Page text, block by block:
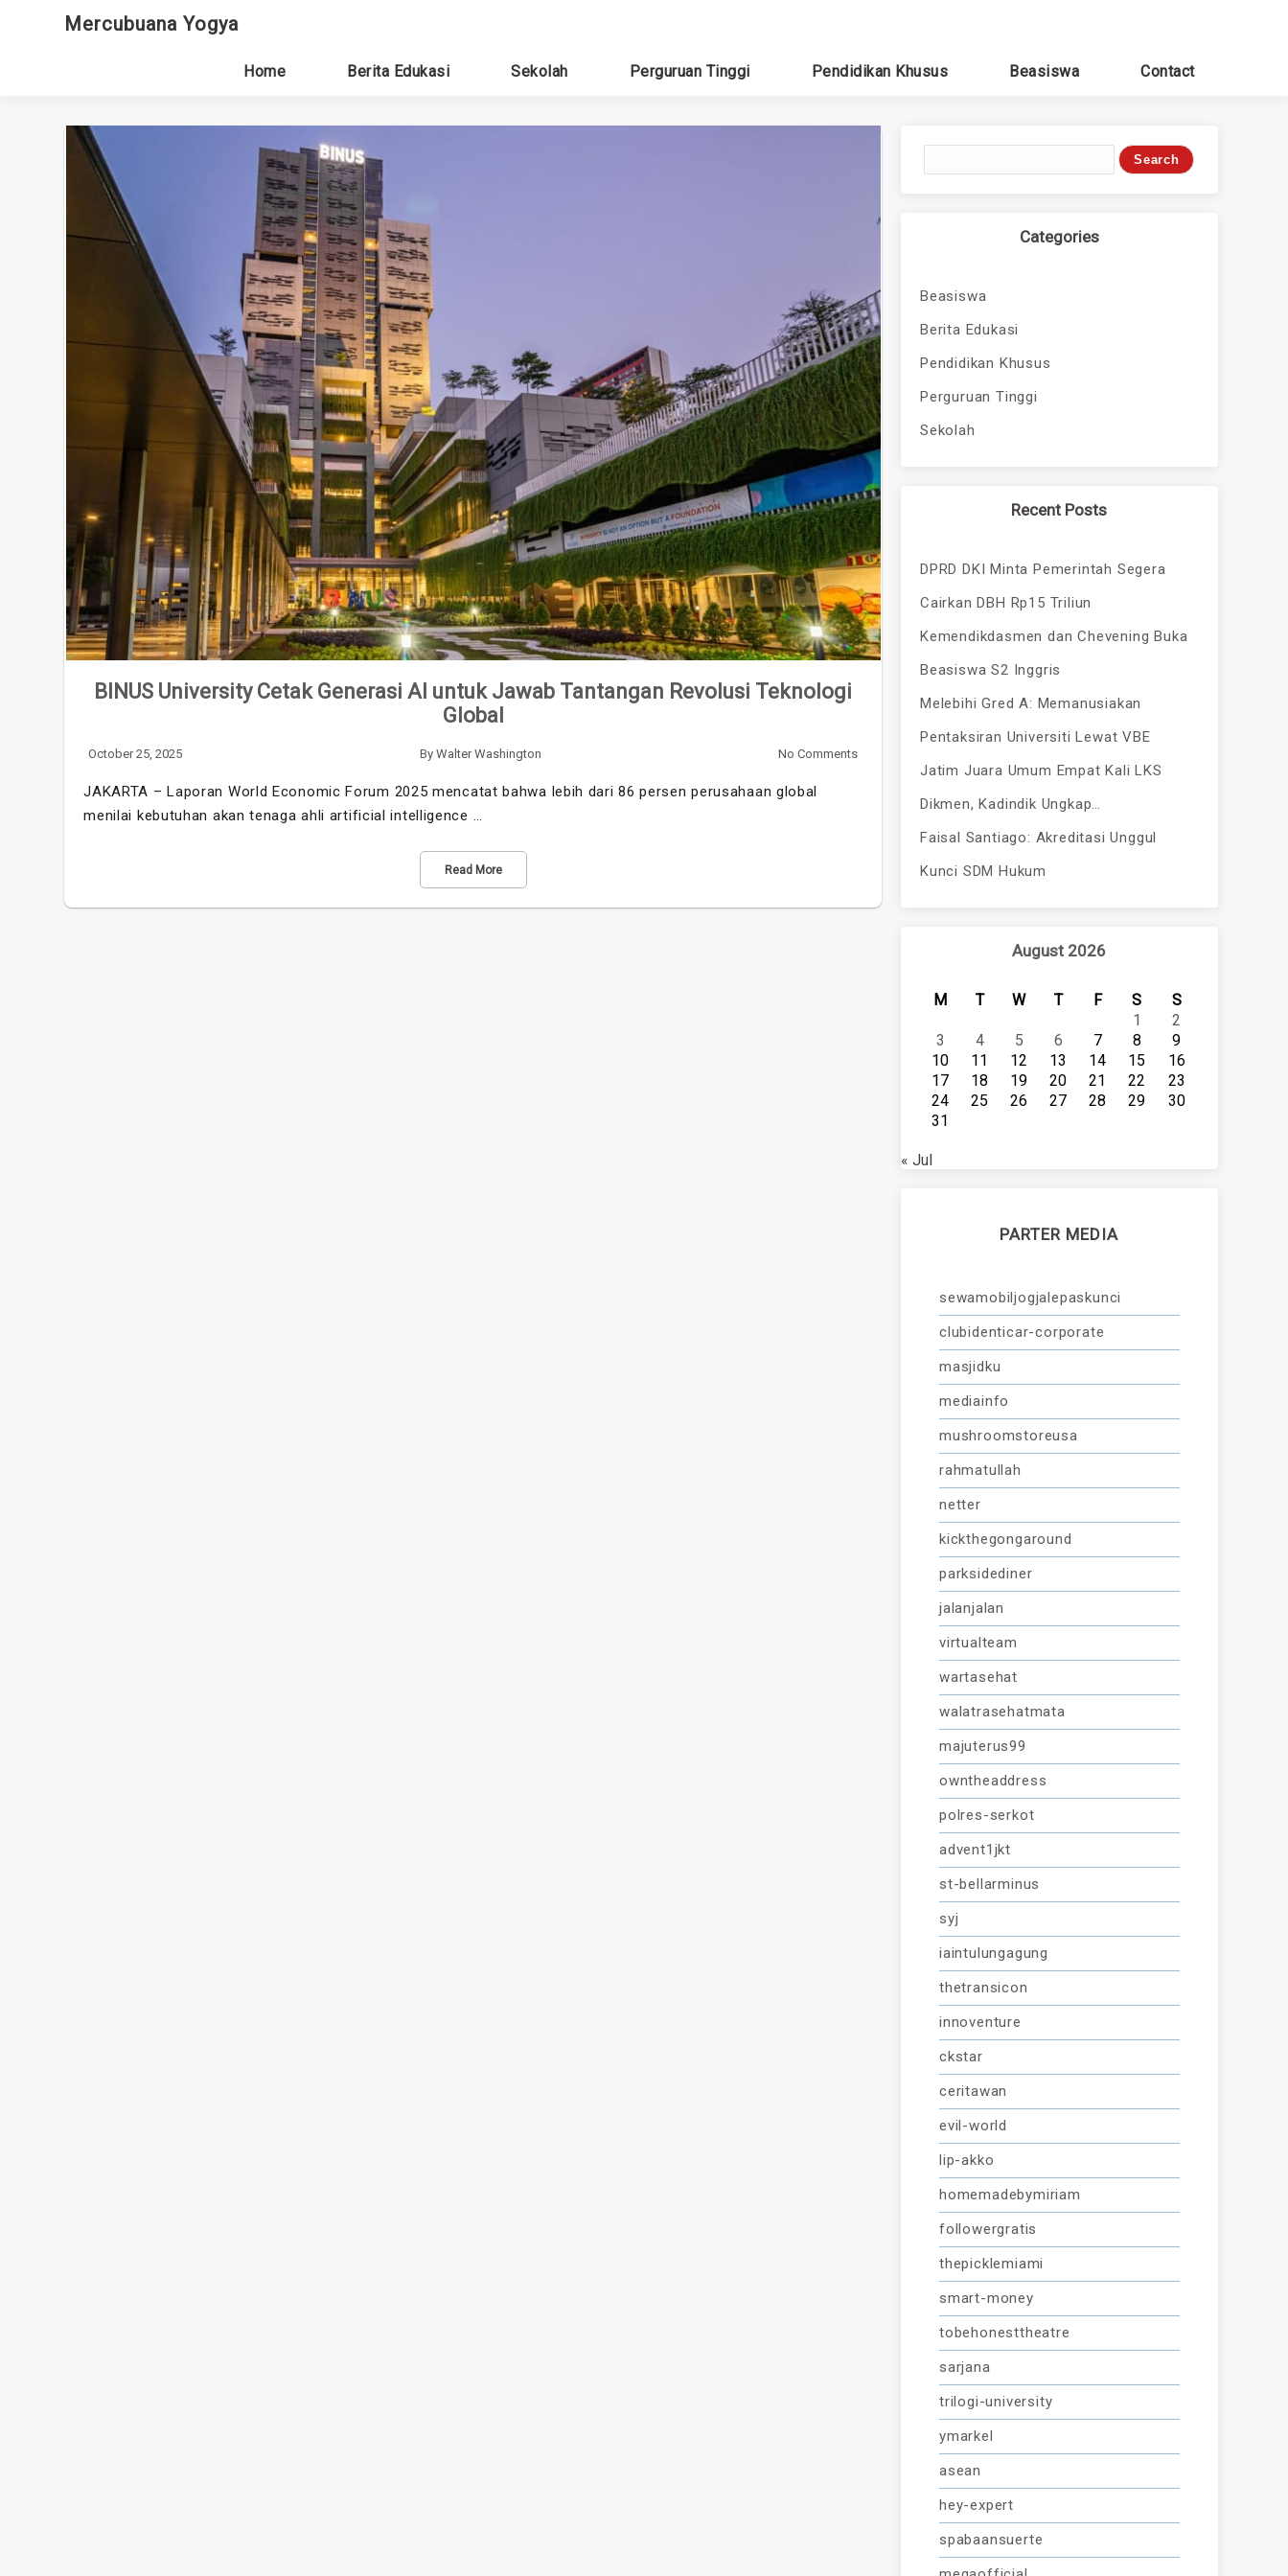
Mercubuana Yogya
Home Berita Edukasi Sekolah Perguruan Tinggi Pendidikan Khusus Beasiswa Contact
BINUS University Cetak Generasi AI untuk Jawab Tantangan Revolusi Teknologi
Global
October 25, 2025 By Walter Washington No Comments
JAKARTA – Laporan World Economic Forum 2025 mencatat bahwa lebih dari 86 persen perusahaan global
menilai kebutuhan akan tenaga ahli artificial intelligence …
Read More
Categories
Beasiswa
Berita Edukasi
Pendidikan Khusus
Perguruan Tinggi
Sekolah
Recent Posts
DPRD DKI Minta Pemerintah Segera
Cairkan DBH Rp15 Triliun
Kemendikdasmen dan Chevening Buka
Beasiswa S2 Inggris
Melebihi Gred A: Memanusiakan
Pentaksiran Universiti Lewat VBE
Jatim Juara Umum Empat Kali LKS
Dikmen, Kadindik Ungkap…
Faisal Santiago: Akreditasi Unggul
Kunci SDM Hukum
August 2026
M T W T F S
S
1
2
3
4 5 6 7 8
9
10
11 12 13 14 15
16
17
18 19 20 21 22
23
24
25 26 27 28 29
30
31
« Jul
PARTER MEDIA
sewamobiljogjalepaskunci
clubidenticar-corporate
masjidku
mediainfo
mushroomstoreusa
rahmatullah
netter
kickthegongaround
parksidediner
jalanjalan
virtualteam
wartasehat
walatrasehatmata
majuterus99
owntheaddress
polres-serkot
advent1jkt
st-bellarminus
syj
iaintulungagung
thetransicon
innoventure
ckstar
ceritawan
evil-world
lip-akko
homemadebymiriam
followergratis
thepicklemiami
smart-money
tobehonesttheatre
sarjana
trilogi-university
ymarkel
asean
hey-expert
spabaansuerte